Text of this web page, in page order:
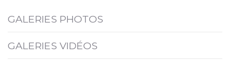
GALERIES PHOTOS
GALERIES VIDÉOS